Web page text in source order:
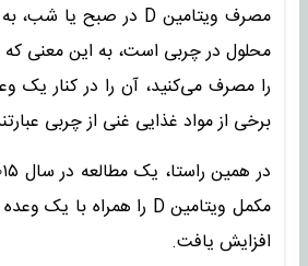
محلول در چربی است، به این معنی
برخی از مواد غذایی غنی از چربی
افزایش یافت.